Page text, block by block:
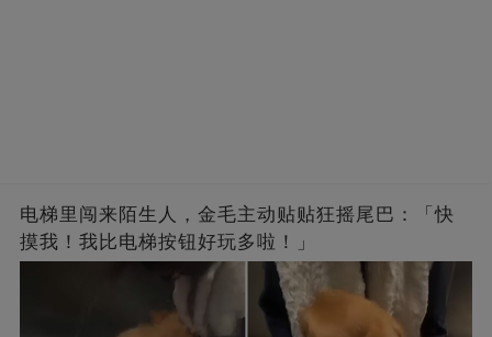
电梯里闯来陌生人，金毛主动贴贴狂摇尾巴：「快
摸我！我比电梯按钮好玩多啦！」